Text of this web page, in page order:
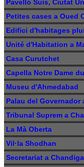
Pavelló Suís, Ciutat
Petites cases a Oued
Edifici d'habitages
Unité d'Habitation a
Casa Curutchet
Capella Notre Dame
Museu d'Ahmedabad
Palau del Governador
Tribunal Suprem a
La Mà Oberta
Vil·la Shodhan
Secretariat a